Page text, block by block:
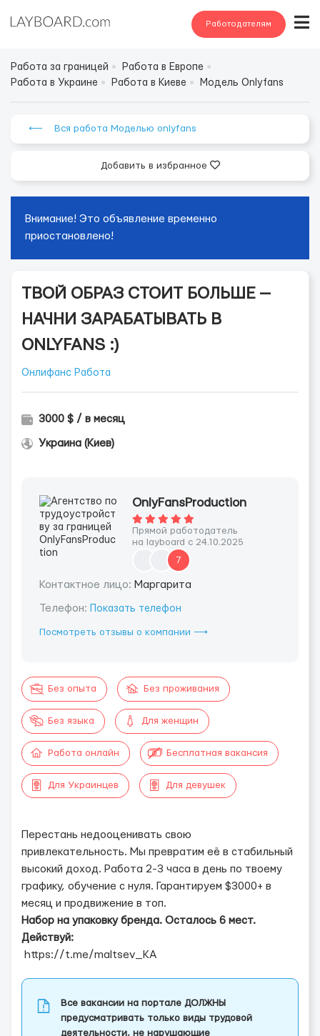
Работодателям
Работа за границей
Работа в Европе
Работа в Украине
Работа в Киеве Модель Onlyfans
⟵ Вся работа Моделью onlyfans
Добавить в избранное
Внимание! Это объявление временно
приостановлено!
ТВОЙ ОБРАЗ СТОИТ БОЛЬШЕ —
НАЧНИ ЗАРАБАТЫВАТЬ В
ONLYFANS :)
Онлифанс Работа
3000 $ / в месяц
Украина (Киев)
OnlyFansProduction
Прямой работодатель
на layboard с 24.10.2025
7
Контактное лицо: Маргарита
Телефон: Показать телефон
Посмотреть отзывы о компании ⟶
Без опыта Без проживания
Без языка Для женщин
Работа онлайн Бесплатная вакансия
Для Украинцев Для девушек
Перестань недооценивать свою
привлекательность. Мы превратим её в стабильный
высокий доход. Работа 2-3 часа в день по твоему
графику, обучение с нуля. Гарантируем $3000+ в
месяц и продвижение в топ.
Набор на упаковку бренда. Осталось 6 мест.
Действуй:
https://t.me/maltsev_KA
Все вакансии на портале ДОЛЖНЫ
предусматривать только виды трудовой
деятельности, не нарушающие